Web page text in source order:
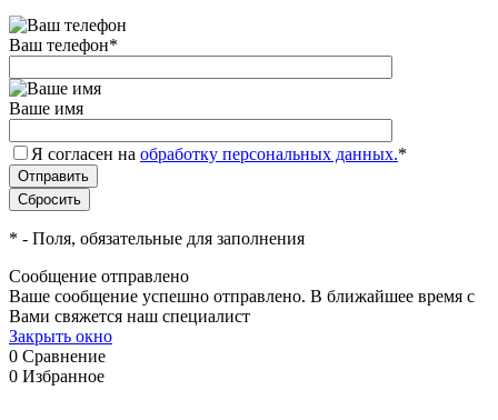
Ваш телефон*
Ваше имя
Я согласен на обработку персональных данных.*
* - Поля, обязательные для заполнения
Сообщение отправлено
Ваше сообщение успешно отправлено. В ближайшее время с
Вами свяжется наш специалист
Закрыть окно
0 Сравнение
0 Избранное